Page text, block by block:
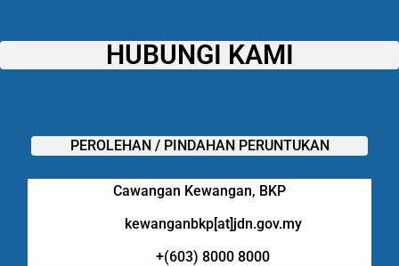
HUBUNGI KAMI
PEROLEHAN / PINDAHAN PERUNTUKAN
Cawangan Kewangan, BKP
kewanganbkp[at]jdn.gov.my
+(603) 8000 8000